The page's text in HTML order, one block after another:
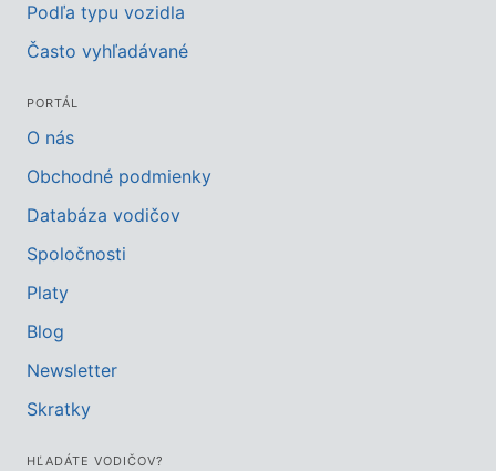
Podľa typu vozidla
Často vyhľadávané
PORTÁL
O nás
Obchodné podmienky
Databáza vodičov
Spoločnosti
Platy
Blog
Newsletter
Skratky
HĽADÁTE VODIČOV?